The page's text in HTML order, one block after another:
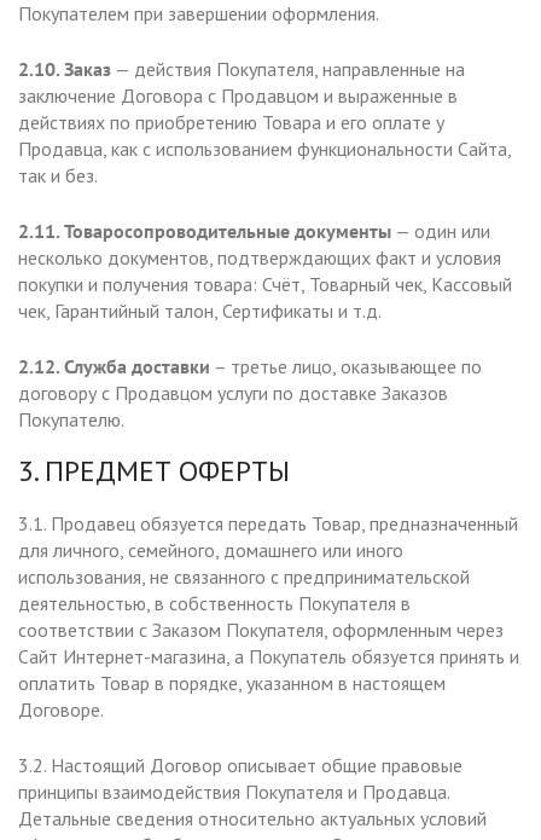
Покупателем при завершении оформления.
2.10. Заказ — действия Покупателя, направленные на
заключение Договора с Продавцом и выраженные в
действиях по приобретению Товара и его оплате у
Продавца, как с использованием функциональности Сайта,
так и без.
2.11. Товаросопроводительные документы — один или
несколько документов, подтверждающих факт и условия
покупки и получения товара: Счёт, Товарный чек, Кассовый
чек, Гарантийный талон, Сертификаты и т.д.
2.12. Служба доставки – третье лицо, оказывающее по
договору с Продавцом услуги по доставке Заказов
Покупателю.
3. ПРЕДМЕТ ОФЕРТЫ
3.1. Продавец обязуется передать Товар, предназначенный
для личного, семейного, домашнего или иного
использования, не связанного с предпринимательской
деятельностью, в собственность Покупателя в
соответствии с Заказом Покупателя, оформленным через
Сайт Интернет-магазина, а Покупатель обязуется принять и
оплатить Товар в порядке, указанном в настоящем
Договоре.
3.2. Настоящий Договор описывает общие правовые
принципы взаимодействия Покупателя и Продавца.
Детальные сведения относительно актуальных условий